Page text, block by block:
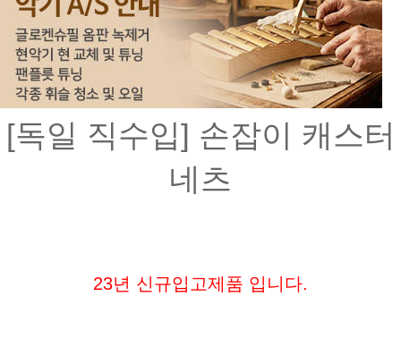
[독일 직수입] 손잡이 캐스터
네츠
23년 신규입고제품 입니다.